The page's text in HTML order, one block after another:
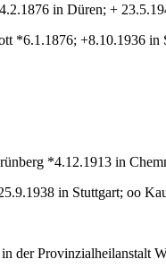
in Düren; +
*6.1.1876; +8.10.1936 in
*4.12.1913 in
in Stuttgart; oo
der Provinzialheilanstalt